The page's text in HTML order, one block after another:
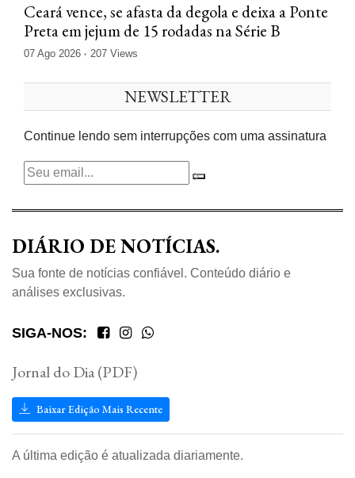
Ceará vence, se afasta da degola e deixa a Ponte
Preta em jejum de 15 rodadas na Série B
07 Ago 2026 207 Views
NEWSLETTER
Continue lendo sem interrupções com uma assinatura
DIÁRIO DE NOTÍCIAS.
Sua fonte de notícias confiável. Conteúdo diário e
análises exclusivas.
SIGA-NOS:
Jornal do Dia (PDF)
Baixar Edição Mais Recente
A última edição é atualizada diariamente.